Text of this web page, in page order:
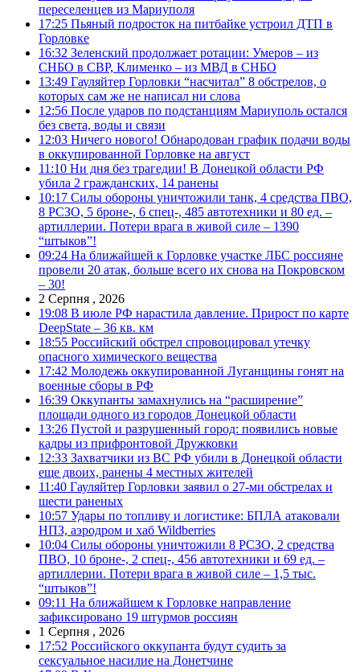
переселенцев из Мариуполя
17:25 Пьяный подросток на питбайке устроил ДТП в
Горловке
16:32 Зеленский продолжает ротации: Умеров – из
СНБО в СВР, Клименко – из МВД в СНБО
13:49 Гауляйтер Горловки “насчитал” 8 обстрелов, о
которых сам же не написал ни слова
12:56 После ударов по подстанциям Мариуполь остался
без света, воды и связи
12:03 Ничего нового! Обнародован график подачи воды
в оккупированной Горловке на август
11:10 Ни дня без трагедии! В Донецкой области РФ
убила 2 гражданских, 14 ранены
10:17 Силы обороны уничтожили танк, 4 средства ПВО,
8 РСЗО, 5 броне-, 6 спец-, 485 автотехники и 80 ед. –
артиллерии. Потери врага в живой силе – 1390
“штыков”!
09:24 На ближайшей к Горловке участке ЛБС россияне
провели 20 атак, больше всего их снова на Покровском
– 30!
2 Серпня , 2026
19:08 В июле РФ нарастила давление. Прирост по карте
DeepState – 36 кв. км
18:55 Российский обстрел спровоцировал утечку
опасного химического вещества
17:42 Молодежь оккупированной Луганщины гонят на
военные сборы в РФ
16:39 Оккупанты замахнулись на “расширение”
площади одного из городов Донецкой области
13:26 Пустой и разрушенный город: появились новые
кадры из прифронтовой Дружковки
12:33 Захватчики из ВС РФ убили в Донецкой области
еще двоих, ранены 4 местных жителей
11:40 Гауляйтер Горловки заявил о 27-ми обстрелах и
шести раненых
10:57 Удары по топливу и логистике: БПЛА атаковали
НПЗ, аэродром и хаб Wildberries
10:04 Силы обороны уничтожили 8 РСЗО, 2 средства
ПВО, 10 броне-, 2 спец-, 456 автотехники и 69 ед. –
артиллерии. Потери врага в живой силе – 1,5 тыс.
“штыков”!
09:11 На ближайшем к Горловке направление
зафиксировано 19 штурмов россиян
1 Серпня , 2026
17:52 Российского оккупанта будут судить за
сексуальное насилие на Донетчине